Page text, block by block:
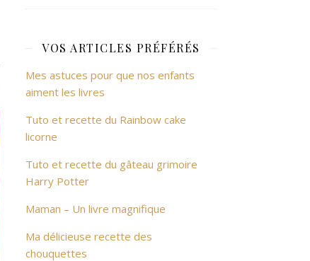
VOS ARTICLES PRÉFÉRÉS
Mes astuces pour que nos enfants
aiment les livres
Tuto et recette du Rainbow cake
licorne
Tuto et recette du gâteau grimoire
Harry Potter
Maman – Un livre magnifique
Ma délicieuse recette des
chouquettes